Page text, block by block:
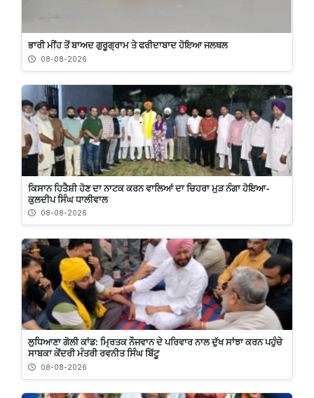
ਭਾਰੀ ਮੀਂਹ ਤੋਂ ਬਾਅਦ ਗੁਰੂਗ੍ਰਾਮ ਤੇ ਫਰੀਦਾਬਾਦ ਹੋਇਆ ਜਲਥਲ
08-08-2026
ਕਿਸਾਨ ਹਿਤੈਸ਼ੀ ਹੋਣ ਦਾ ਨਾਟਕ ਕਰਨ ਵਾਲਿਆਂ ਦਾ ਚਿਹਰਾ ਮੁੜ ਨੰਗਾ ਹੋਇਆ-
ਕੁਲਦੀਪ ਸਿੰਘ ਧਾਲੀਵਾਲ
08-08-2026
ਲੁਧਿਆਣਾ ਗੋਲੀ ਕਾਂਡ: ਮ੍ਰਿਤਕ ਨੌਜਵਾਨ ਦੇ ਪਰਿਵਾਰ ਨਾਲ ਦੁੱਖ ਸਾਂਝਾ ਕਰਨ ਪਹੁੰਚੇ
ਸਾਬਕਾ ਕੇਂਦਰੀ ਮੰਤਰੀ ਰਵਨੀਤ ਸਿੰਘ ਬਿੱਟੂ
08-08-2026